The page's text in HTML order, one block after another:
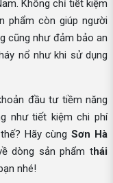
Không chỉ tiết kiệm
phẩm còn giúp người
cũng như đảm bảo an
nổ như khi sử dụng
đầu tư tiềm năng
như tiết kiệm chi phí
Hãy cùngSơn Hà
dòng sản phẩm thái
nhé!